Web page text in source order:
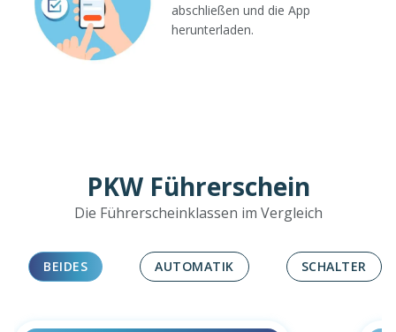
abschließen und die App
herunterladen.
PKW Führerschein
Die Führerscheinklassen im Vergleich
BEIDES AUTOMATIK SCHALTER